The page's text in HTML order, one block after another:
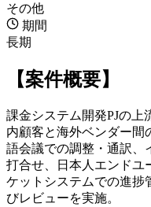
その他
期間
長期
【案件概要】
課金システム開発PJの上
内顧客と海外ベンダー間
語会議での調整・通訳、
打合せ、日本人エンドユ
ケットシステムでの進捗
びレビューを実施。